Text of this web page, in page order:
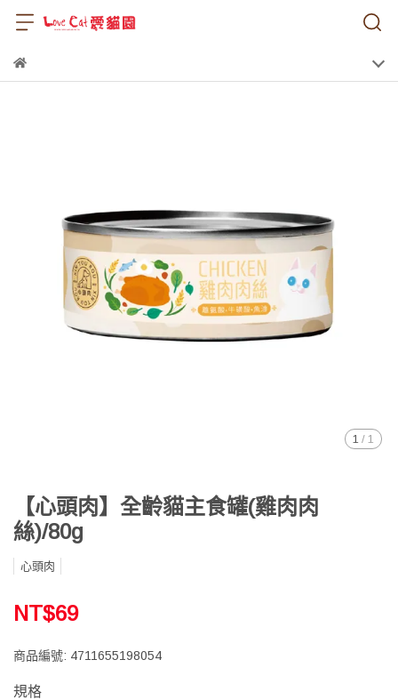
1 / 1
【心頭肉】全齡貓主食罐(雞肉肉
絲)/80g
心頭肉
NT$69
商品編號: 4711655198054
規格